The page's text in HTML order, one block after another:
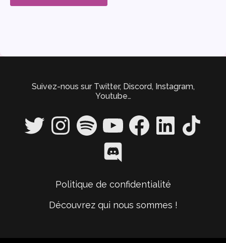
Suivez-nous sur Twitter, Discord, Instagram,
Youtube…
Twitter InstagramSpotify YouTube FacebookLinkedIn TikTok
Discord
Politique de confidentialité
Découvrez qui nous sommes !